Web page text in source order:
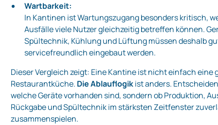
Wartbarkeit:
In Kantinen ist Wartungszugang besonders kritisch,
Ausfälle viele Nutzer gleichzeitig betreffen können.
Spültechnik, Kühlung und Lüftung müssen deshalb
servicefreundlich eingebaut werden.
Dieser Vergleich zeigt: Eine Kantine ist nicht einfach eine
Restaurantküche. Die Ablauflogikist anders.
welche Geräte vorhanden sind, sondern ob Produktion,
Rückgabe und Spültechnik im stärksten Zeitfenster
zusammenspielen.